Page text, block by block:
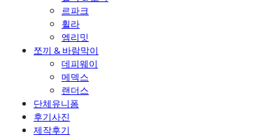
르파크
휠라
엠리밋
쪼끼 & 바람막이
데피웨이
메덱스
랜더스
단체유니폼
후기사진
제작후기